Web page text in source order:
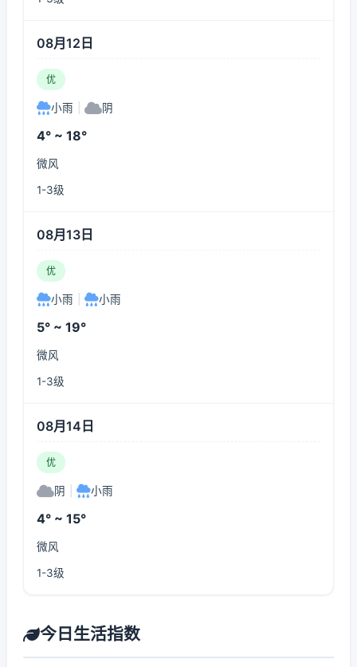
08月12日
优
小雨 阴
4° ~ 18°
微风
1-3级
08月13日
优
小雨 小雨
5° ~ 19°
微风
1-3级
08月14日
优
阴 小雨
4° ~ 15°
微风
1-3级
今日生活指数